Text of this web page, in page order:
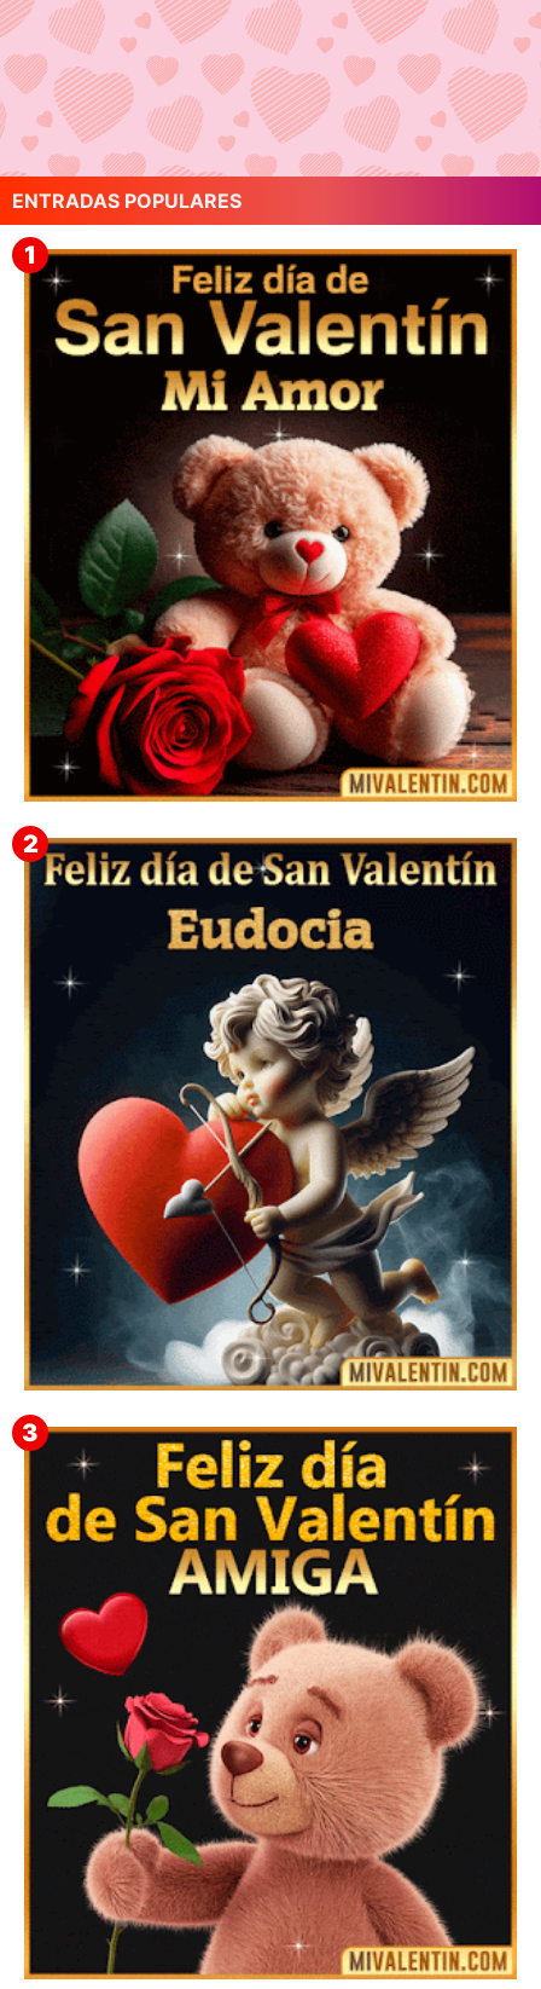
ENTRADAS POPULARES
🎁 Imágenes Gif Personalizadas con Nombres para
San Valentín 2026 💘
Feliz San Valentín Eudocia